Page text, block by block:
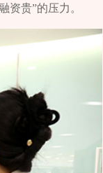
资贵”的压力。